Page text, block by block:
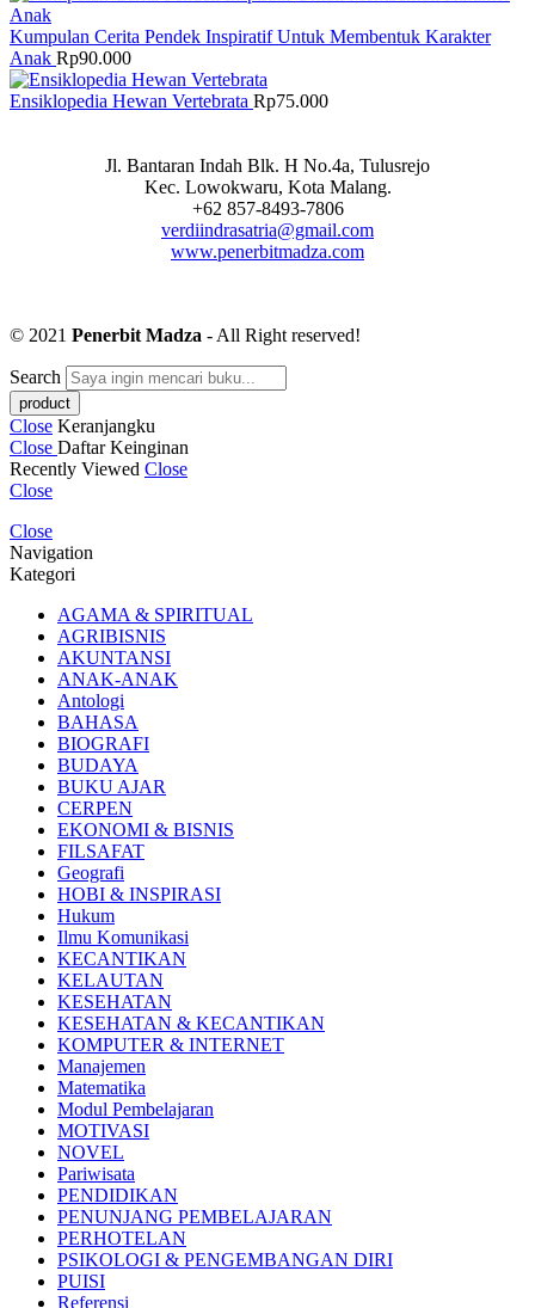
Kumpulan Cerita Pendek Inspiratif Untuk Membentuk Karakter
Anak Rp90.000
Ensiklopedia Hewan Vertebrata Rp75.000
Jl. Bantaran Indah Blk. H No.4a, Tulusrejo
Kec. Lowokwaru, Kota Malang.
+62 857-8493-7806
verdiindrasatria@gmail.com
www.penerbitmadza.com
© 2021 Penerbit Madza - All Right reserved!
Search
Close Keranjangku
Close Daftar Keinginan
Recently Viewed Close
Close
Close
Navigation
Kategori
AGAMA & SPIRITUAL
AGRIBISNIS
AKUNTANSI
ANAK-ANAK
Antologi
BAHASA
BIOGRAFI
BUDAYA
BUKU AJAR
CERPEN
EKONOMI & BISNIS
FILSAFAT
Geografi
HOBI & INSPIRASI
Hukum
Ilmu Komunikasi
KECANTIKAN
KELAUTAN
KESEHATAN
KESEHATAN & KECANTIKAN
KOMPUTER & INTERNET
Manajemen
Matematika
Modul Pembelajaran
MOTIVASI
NOVEL
Pariwisata
PENDIDIKAN
PENUNJANG PEMBELAJARAN
PERHOTELAN
PSIKOLOGI & PENGEMBANGAN DIRI
PUISI
Referensi